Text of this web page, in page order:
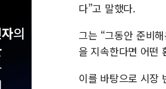
다”고 말했다.
그는 “그동안 준비
을 지속한다면 어떤
이를 바탕으로 시장